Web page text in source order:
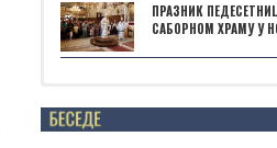
ПРАЗНИК
САБОРНОМ ХРАМУ У
Posts not found